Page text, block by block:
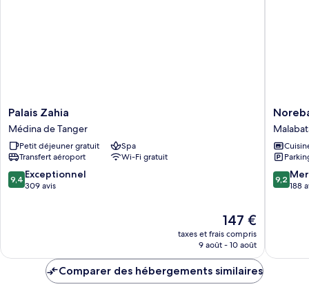
Palais
Zahia
Médina
de
Tanger
Palais Zahia
Médina de Tanger
Petit déjeuner gratuit
Spa
Transfert aéroport
Wi-Fi gratuit
9.4
sur
9,4 Exceptionnel
309 avis
Le
nouveau
prix
de
147 €
taxes et frais compris
9 août - 10 août
Noreba
9.2
sur
9,2
188
Comparer des hébergements similaires